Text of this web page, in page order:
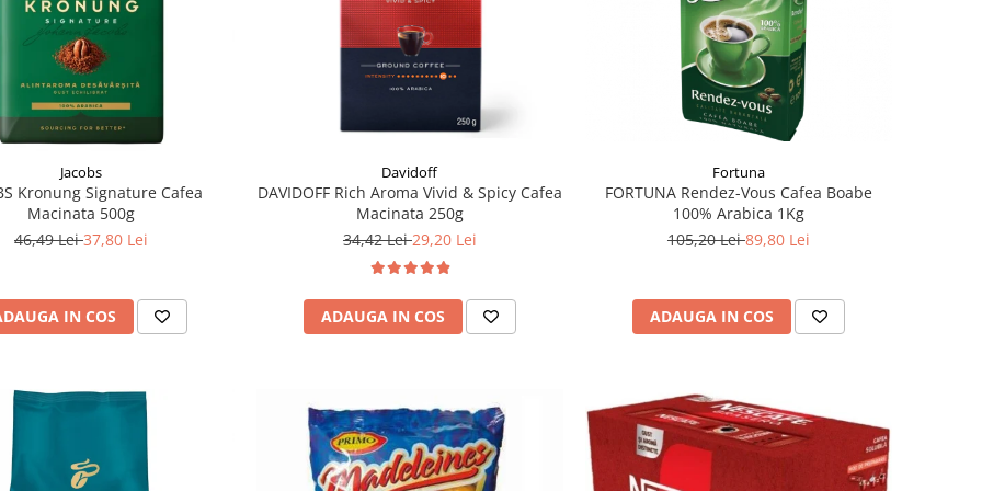
Jacobs
Kronung Signature Cafea
Macinata 500g
46,49 Lei37,80 Lei
IN COS
Davidoff
DAVIDOFF Rich Aroma Vivid & Spicy Cafea
Macinata 250g
34,42 Lei29,20 Lei
ADAUGA IN COS
Fortuna
FORTUNA Rendez-Vous Cafea Boabe
100% Arabica 1Kg
105,20 Lei89,80 Lei
ADAUGA IN COS